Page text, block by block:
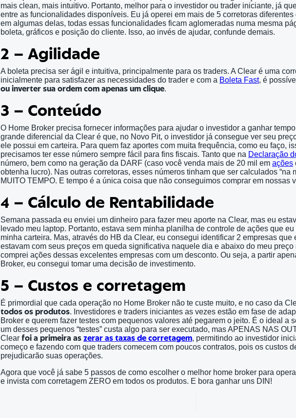
mais clean, mais intuitivo. Portanto, melhor para o investidor ou trader iniciante, já
entre as funcionalidades disponíveis. Eu já operei em mais de 5 corretoras
em algumas delas, todas essas funcionalidades ficam aglomeradas numa mesma
boleta, gráficos e posição do cliente. Isso, ao invés de ajudar, confunde demais.
2 – Agilidade
A boleta precisa ser ágil e intuitiva, principalmente para os traders. A Clear é uma
inicialmente para satisfazer as necessidades do trader e com a Boleta Fast, é possível
ou inverter sua ordem com apenas um clique.
3 – Conteúdo
O Home Broker precisa fornecer informações para ajudar o investidor a ganhar
grande diferencial da Clear é que, no Novo Pit, o investidor já consegue ver seu
ele possui em carteira. Para quem faz aportes com muita frequência, como eu faço,
precisamos ter esse número sempre fácil para fins fiscais. Tanto que na Declaração
número, bem como na geração da DARF (caso você venda mais de 20 mil em ações
obtenha lucro). Nas outras corretoras, esses números tinham que ser calculados “na
MUITO TEMPO. E tempo é a única coisa que não conseguimos comprar em nossas
4 – Cálculo de Rentabilidade
Semana passada eu enviei um dinheiro para fazer meu aporte na Clear, mas eu
levado meu laptop. Portanto, estava sem minha planilha de controle de ações que
minha carteira. Mas, através do HB da Clear, eu consegui identificar 2 empresas que
estavam com seus preços em queda significativa naquele dia e abaixo do meu
comprei ações dessas excelentes empresas com um desconto. Ou seja, a partir
Broker, eu consegui tomar uma decisão de investimento.
5 – Custos e corretagem
É primordial que cada operação no Home Broker não te custe muito, e no caso da
todos os produtos. Investidores e traders iniciantes as vezes estão em fase de
Broker e querem fazer testes com pequenos valores até pegarem o jeito. É o ideal a
um desses pequenos “testes” custa algo para ser executado, mas APENAS NAS
Clear foi a primeira as zerar as taxas de corretagem, permitindo ao investidor
começo e fazendo com que traders comecem com poucos contratos, pois os custos
prejudicarão suas operações.
Agora que você já sabe 5 passos de como escolher o melhor home broker para
e invista com corretagem ZERO em todos os produtos. E bora ganhar uns DIN!